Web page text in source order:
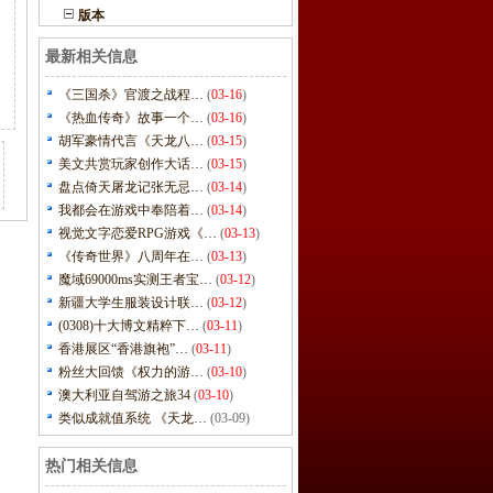
版本
最新相关信息
《三国杀》官渡之战程… (03-16)
《热血传奇》故事一个… (03-16)
胡军豪情代言《天龙八… (03-15)
美文共赏玩家创作大话… (03-15)
盘点倚天屠龙记张无忌… (03-14)
我都会在游戏中奉陪着… (03-14)
视觉文字恋爱RPG游戏《… (03-13)
《传奇世界》八周年在… (03-13)
魔域69000ms实测王者宝… (03-12)
新疆大学生服装设计联… (03-12)
(0308)十大博文精粹下… (03-11)
香港展区“香港旗袍”… (03-11)
粉丝大回馈《权力的游… (03-10)
澳大利亚自驾游之旅34 (03-10)
类似成就值系统 《天龙… (03-09)
热门相关信息